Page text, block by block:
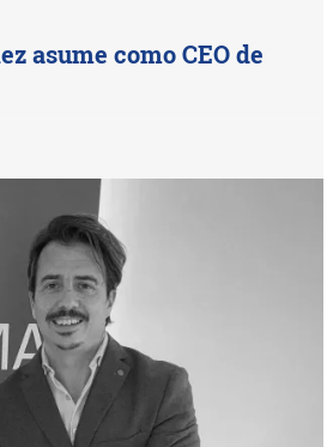
asume como CEO de